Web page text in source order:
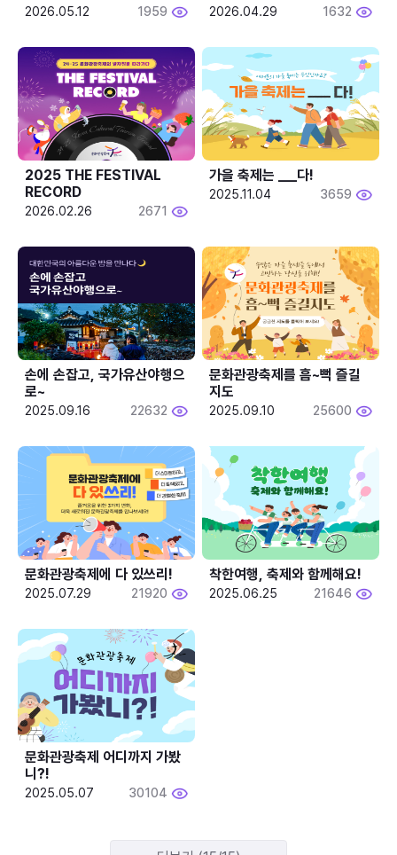
2026.05.12 1959 2026.04.29 1632
2025 THE FESTIVAL
RECORD
2026.02.26 2671
2025.11.04 3659
손에 손잡고, 국가유산야행으
로~
2025.09.16 22632
문화관광축제를 흠~뻑 즐길
지도
2025.09.10 25600
문화관광축제에 다 있쓰리!
2025.07.29 21920
착한여행, 축제와 함께해요!
2025.06.25 21646
문화관광축제 어디까지 가봤
니?!
2025.05.07 30104